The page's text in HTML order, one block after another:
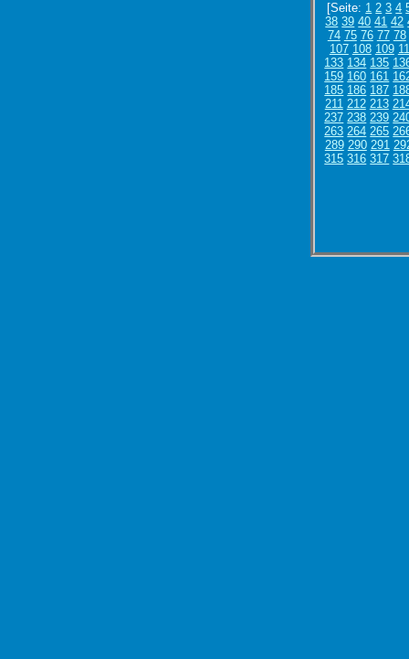
[Seite: 1 2 3 4
38 39 40 41 42
74 75 76 77 78
107 108 109
133 134 135
159 160 161
185 186 187
211 212 213
237 238 239
263 264 265
289 290 291
315 316 317